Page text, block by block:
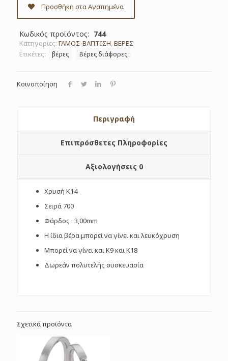
Προσθήκη στα Αγαπημένα
Κωδικός προϊόντος: 744
Κατηγορίες: ΓΑΜΟΣ-ΒΑΠΤΙΣΗ,ΒΕΡΕΣ
Ετικέτες:
βέρες Βέρες διάφορες
Κοινοποίηση
Περιγραφή
Επιπρόσθετες Πληροφορίες
Αξιολογήσεις 0
Χρυσή Κ14
Σειρά 700
Φάρδος : 3,00mm
Η ίδια βέρα μπορεί να γίνει και λευκόχρυση
Μπορεί να γίνει και Κ9 και Κ18
Δωρεάν πολυτελής συσκευασία
Σχετικά προϊόντα